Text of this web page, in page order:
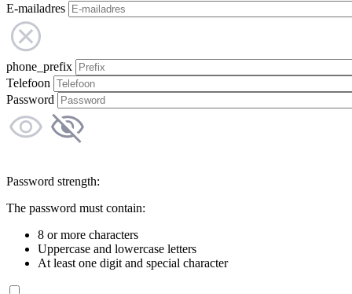
E-mailadres
phone_prefix
Telefoon
Password
Password strength:
The password must contain:
8 or more characters
Uppercase and lowercase letters
At least one digit and special character